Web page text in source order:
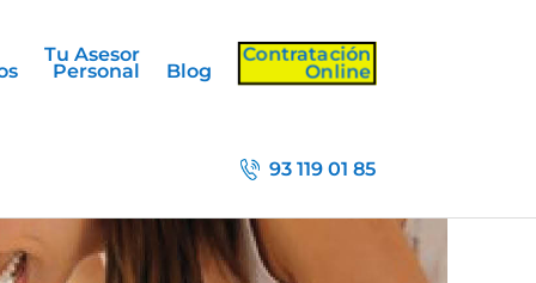
Tu Asesor
Personal Blog
Contratación
Online
93 119 01 85